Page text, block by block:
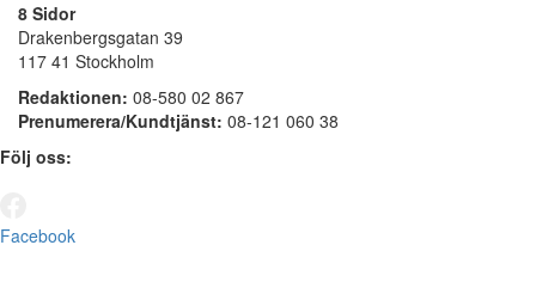
8 Sidor
Drakenbergsgatan 39
117 41 Stockholm
Redaktionen: 08-580 02 867
Prenumerera/Kundtjänst: 08-121 060 38
Följ oss:
Facebook